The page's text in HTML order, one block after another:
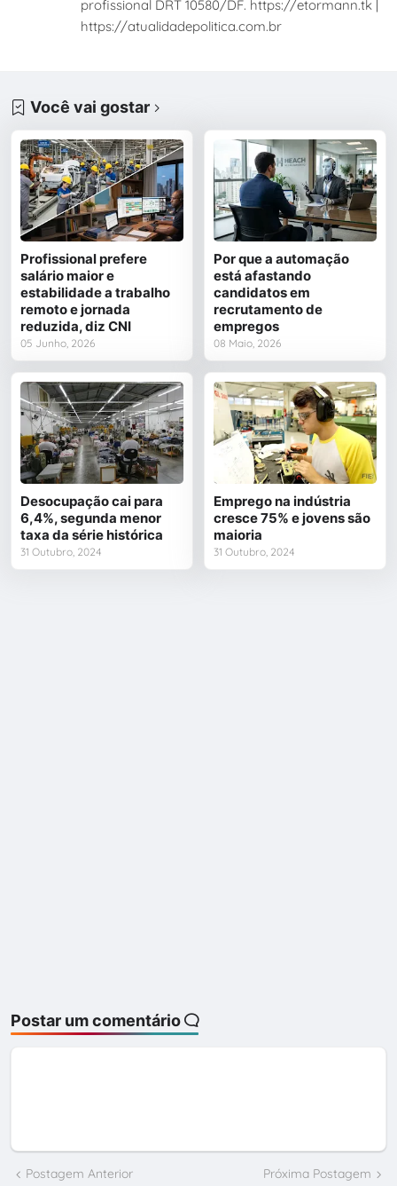
profissional DRT 10580/DF. https://etormann.tk |
https://atualidadepolitica.com.br
Você vai gostar
Profissional prefere
salário maior e
estabilidade a trabalho
remoto e jornada
reduzida, diz CNI
05 Junho, 2026
Por que a automação
está afastando
candidatos em
recrutamento de
empregos
08 Maio, 2026
Desocupação cai para
6,4%, segunda menor
taxa da série histórica
31 Outubro, 2024
Emprego na indústria
cresce 75% e jovens são
maioria
31 Outubro, 2024
Postar um comentário
Postagem Anterior Próxima Postagem